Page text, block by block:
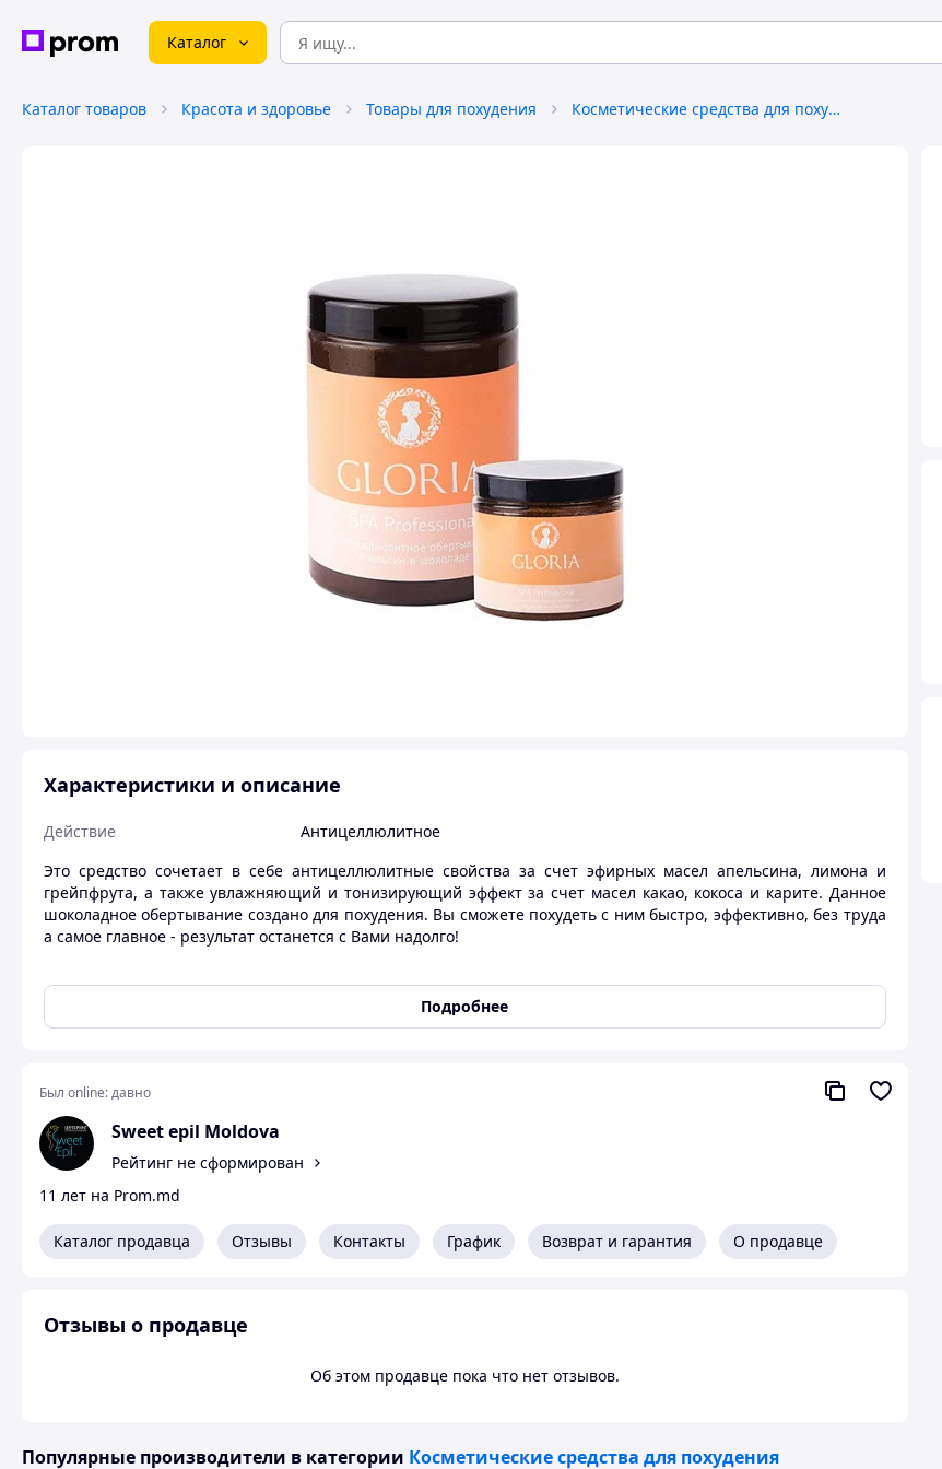
Каталог
Каталог товаров Красота и здоровье Товары для похудения Косметические средства для похудения
Характеристики и описание
Действие
Антицеллюлитное
Это средство сочетает в себе антицеллюлитные свойства за счет эфирных масел апельсина, лимона и
грейпфрута, а также увлажняющий и тонизирующий эффект за счет масел какао, кокоса и карите. Данное
шоколадное обертывание создано для похудения. Вы сможете похудеть с ним быстро, эффективно, без труда
а самое главное - результат останется с Вами надолго!
оставит равнодушным сладкоежек.
Средство успешно сочетает в себе липолитические и тонизирующие свойства, благодаря чему может
Данное обертывание возможно применять в салонах красоты, не оборудованных душевой кабиной (просто
удалите остатки обертывания теплым влажным полотенцем).
Подробнее
Был online:давно
Sweet epil Moldova
Рейтинг не сформирован
11 лет на Prom.md
Каталог продавца Отзывы Контакты График Возврат и гарантия О продавце
Отзывы о продавце
Об этом продавце пока что нет отзывов.
Популярные производители в категории Косметические средства для похудения